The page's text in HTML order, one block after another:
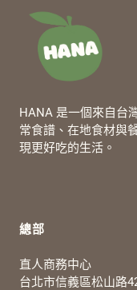
HANA 是一個來自台
常食譜、在地食材與
現更好吃的生活。
總部
直人商務中心
台北市信義區松山路